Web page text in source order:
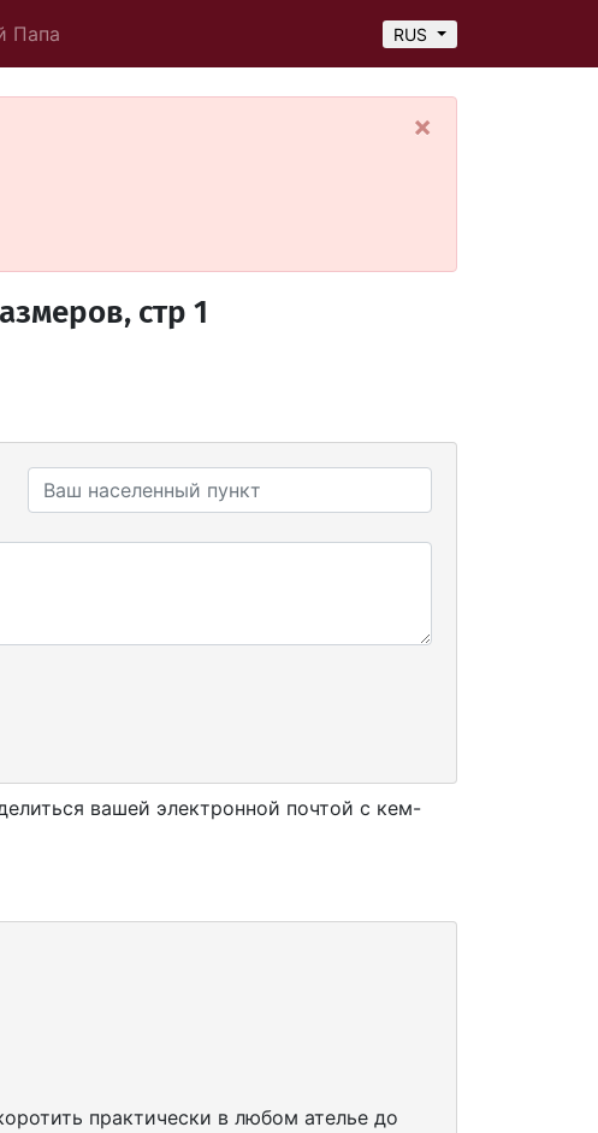
Папа RUS
×
стр 1
вашей электронной почтой с кем-
практически в любом ателье до